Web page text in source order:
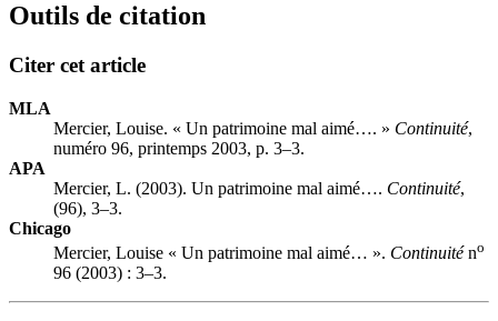
Outils de citation
Citer cet article
MLA
Mercier, Louise. « Un patrimoine mal aimé…. » Continuité,
numéro 96, printemps 2003, p. 3–3.
APA
Mercier, L. (2003). Un patrimoine mal aimé…. Continuité,
(96), 3–3.
Chicago
Mercier, Louise « Un patrimoine mal aimé… ». Continuiténo
96 (2003) : 3–3.